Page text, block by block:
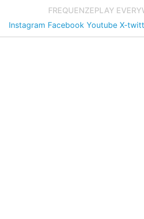
FREQUENZEPLAY
Instagram Facebook Youtube X-